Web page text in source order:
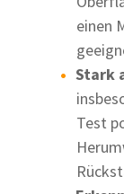
einen
Stark
Test